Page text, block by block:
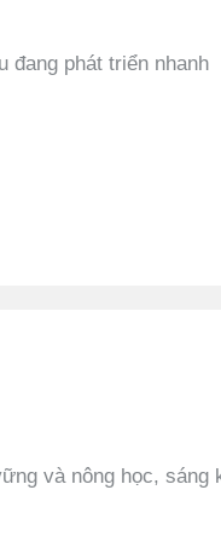
đang phát triển nhanh
và nông học, sáng